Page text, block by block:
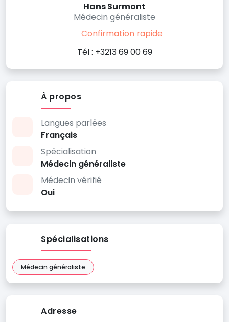
Hans Surmont
Médecin généraliste
Confirmation rapide
Tél : +3213 69 00 69
À propos
Langues parlées
Français
Spécialisation
Médecin généraliste
Médecin vérifié
Oui
Spécialisations
Médecin généraliste
Adresse